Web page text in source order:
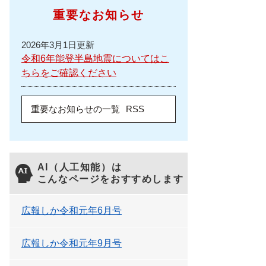
重要なお知らせ
2026年3月1日更新
令和6年能登半島地震についてはこ
ちらをご確認ください
重要なお知らせの一覧 RSS
AI（人工知能）は
こんなページをおすすめします
広報しか令和元年6月号
広報しか令和元年9月号